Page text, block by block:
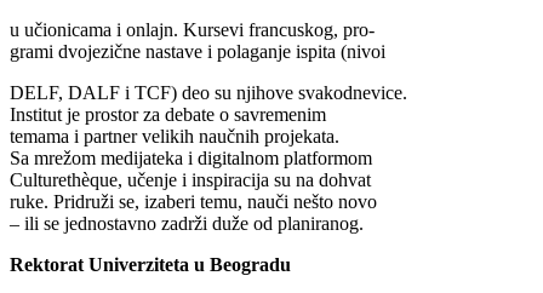
u učionicama i onlajn. Kursevi francuskog, pro-
grami dvojezične nastave i polaganje ispita (nivoi
DELF, DALF i TCF) deo su njihove svakodnevice.
Institut je prostor za debate o savremenim
temama i partner velikih naučnih projekata.
Sa mrežom medijateka i digitalnom platformom
Culturethèque, učenje i inspiracija su na dohvat
ruke. Pridruži se, izaberi temu, nauči nešto novo
– ili se jednostavno zadrži duže od planiranog.
Rektorat Univerziteta u Beogradu